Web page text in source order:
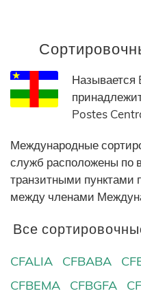
Называется
Postes
Международные
служб расположены по
транзитными пунктами
между членами
Все
CFALIA CFBABA
CFBEMA
CFBGFA